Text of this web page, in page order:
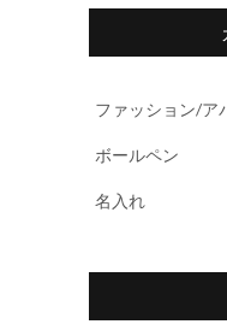
ファッション/ア
ボールペン
名入れ